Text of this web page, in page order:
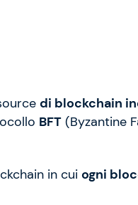
di blockchain
BFT (Byzantine
in cui ogni